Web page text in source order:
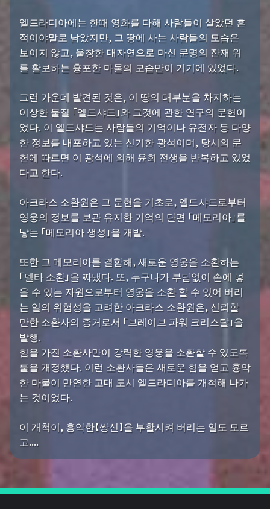
엘드라디아에는 한때 영화를 다해 사람들이 살았던 흔
적이야말로 남았지만, 그 땅에 사는 사람들의 모습은
보이지 않고, 울창한 대자연으로 마신 문명의 잔재 위
를 활보하는 흉포한 마물의 모습만이 거기에 있었다.
그런 가운데 발견된 것은, 이 땅의 대부분을 차지하는
이상한 물질 「엘드샤드」와 그것에 관한 연구의 문헌이
었다. 이 엘드샤드는 사람들의 기억이나 유전자 등 다양
한 정보를 내포하고 있는 신기한 광석이며, 당시의 문
헌에 따르면 이 광석에 의해 윤회 전생을 반복하고 있었
다고 한다.
아크라스 소환원은 그 문헌을 기초로, 엘드샤드로부터
영웅의 정보를 보관 유지한 기억의 단편 「메모리아」를
낳는 「메모리아 생성」을 개발.
또한 그 메모리아를 결합해, 새로운 영웅을 소환하는
「델타 소환」을 짜냈다. 또, 누구나가 부담없이 손에 넣
을 수 있는 자원으로부터 영웅을 소환 할 수 있어 버리
는 일의 위험성을 고려한 아크라스 소환원은, 신뢰할
만한 소환사의 증거로서 「브레이브 파워 크리스탈」을
발행.
힘을 가진 소환사만이 강력한 영웅을 소환할 수 있도록
룰을 개정했다. 이런 소환사들은 새로운 힘을 얻고 흉악
한 마물이 만연한 고대 도시 엘드라디아를 개척해 나가
는 것이었다.
이 개척이, 흉악한【쌍신】을 부활시켜 버리는 일도 모르
고....